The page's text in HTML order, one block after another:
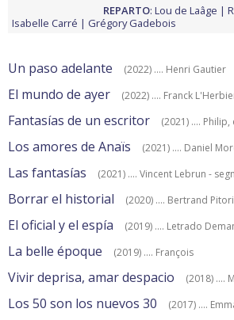
REPARTO: Lou de Laâge
Isabelle Carré
Grégory Gadebois
Un paso adelante (2022) .... Henri Gautier
El mundo de ayer (2022) .... Franck
Fantasías de un escritor (2021) ....
Los amores de Anaïs (2021) .... Daniel
Las fantasías (2021) .... Vincent Lebrun -
Borrar el historial (2020) .... Bertrand
El oficial y el espía (2019) .... Letrado
La belle époque (2019) .... François
Vivir deprisa, amar despacio (2018) ....
Los 50 son los nuevos 30 (2017) ....